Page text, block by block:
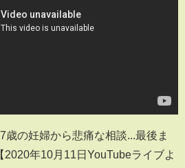
歳の妊婦から悲痛な相談...最後ま
年10月11日YouTubeライブよ